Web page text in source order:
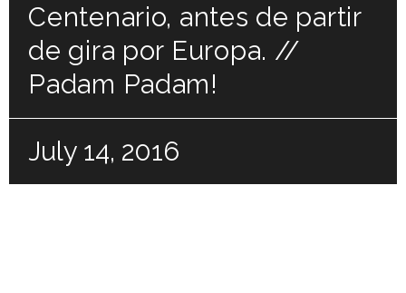
Centenario, antes de partir
de gira por Europa. //
Padam Padam!
July 14, 2016